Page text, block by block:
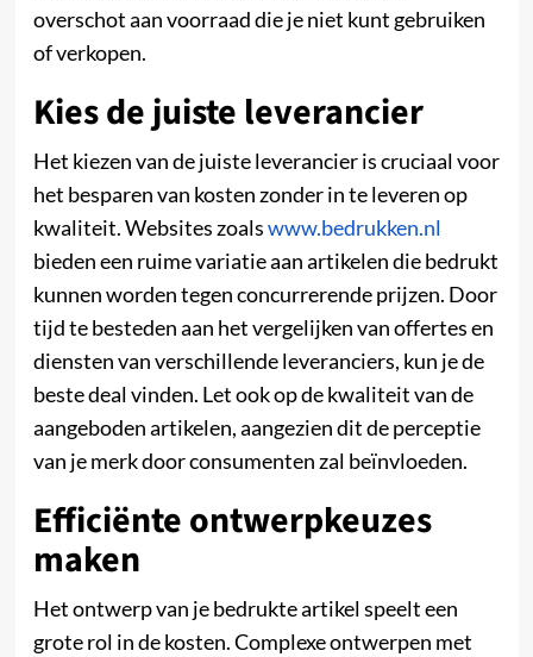
overschot aan voorraad die je niet kunt gebruiken
of verkopen.
Kies de juiste leverancier
Het kiezen van de juiste leverancier is cruciaal voor
het besparen van kosten zonder in te leveren op
kwaliteit. Websites zoalswww.bedrukken.nl
bieden een ruime variatie aan artikelen die bedrukt
kunnen worden tegen concurrerende prijzen. Door
tijd te besteden aan het vergelijken van offertes en
diensten van verschillende leveranciers, kun je de
beste deal vinden. Let ook op de kwaliteit van de
aangeboden artikelen, aangezien dit de perceptie
van je merk door consumenten zal beïnvloeden.
Efficiënte ontwerpkeuzes
maken
Het ontwerp van je bedrukte artikel speelt een
grote rol in de kosten. Complexe ontwerpen met